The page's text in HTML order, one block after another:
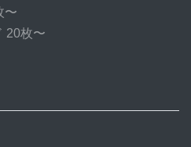
〜
20枚〜